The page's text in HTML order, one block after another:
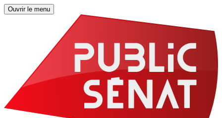
Ouvrir le menu